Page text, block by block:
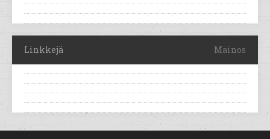
Linkkejä Mainos